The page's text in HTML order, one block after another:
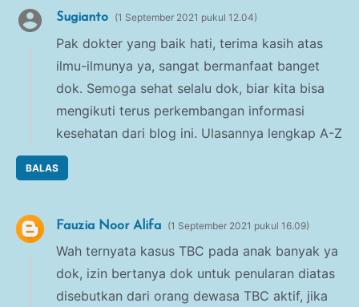
Sugianto 1 September 2021 pukul 12.04
Pak dokter yang baik hati, terima kasih atas
ilmu-ilmunya ya, sangat bermanfaat banget
dok. Semoga sehat selalu dok, biar kita bisa
mengikuti terus perkembangan informasi
kesehatan dari blog ini. Ulasannya lengkap A-Z
BALAS
Fauzia Noor Alifa 1 September 2021 pukul 16.09
Wah ternyata kasus TBC pada anak banyak ya
dok, izin bertanya dok untuk penularan diatas
disebutkan dari orang dewasa TBC aktif, jika